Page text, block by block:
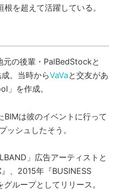
を超えて活躍している。
元の後輩・PalBedStockと
。当時からVaVaと交友があ
」を作成。
BIMは彼のイベントに行って
ッシュしたそう。
」広告アーティストと
、2015年『BUSINESS
ループとしてリリース。